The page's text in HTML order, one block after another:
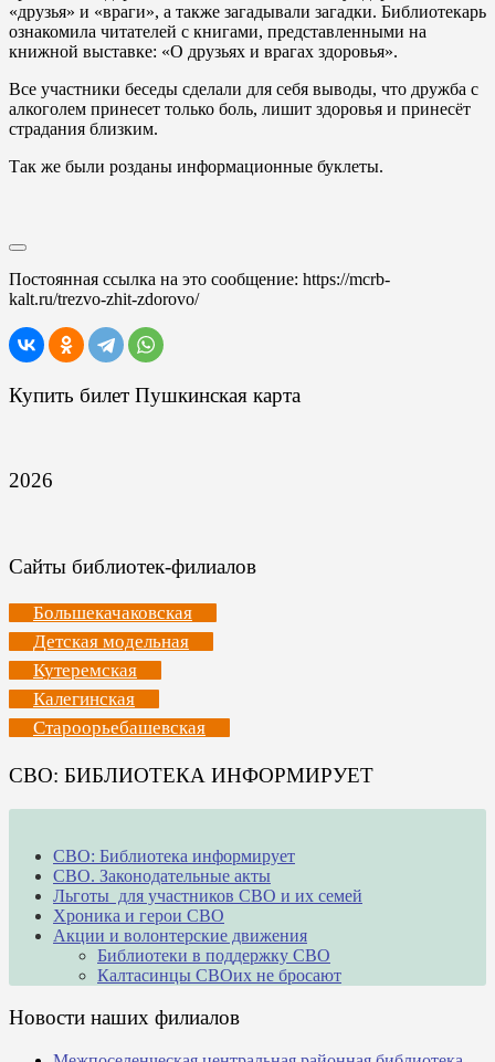
«друзья» и «враги», а также загадывали загадки. Библиотекарь
ознакомила читателей с книгами, представленными на
книжной выставке: «О друзьях и врагах здоровья».
Все участники беседы сделали для себя выводы, что дружба с
алкоголем принесет только боль, лишит здоровья и принесёт
страдания близким.
Так же были розданы информационные буклеты.
Постоянная ссылка на это сообщение: https://mcrb-
kalt.ru/trezvo-zhit-zdorovo/
Купить билет Пушкинская карта
2026
Сайты библиотек-филиалов
Большекачаковская
Детская модельная
Кутеремская
Калегинская
Староорьебашевская
СВО: БИБЛИОТЕКА ИНФОРМИРУЕТ
СВО: Библиотека информирует
СВО. Законодательные акты
Льготы для участников СВО и их семей
Хроника и герои СВО
Акции и волонтерские движения
Библиотеки в поддержку СВО
Калтасинцы СВОих не бросают
Новости наших филиалов